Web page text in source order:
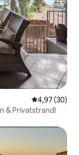
4,97 (30)
& Privatstrand!